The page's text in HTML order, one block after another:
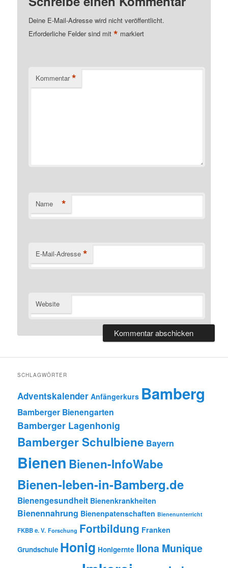
Deine E-Mail-Adresse wird nicht veröffentlicht.
Erforderliche Felder sind mit* markiert
Kommentar *
Name *
E-Mail-Adresse *
Website
SCHLAGWÖRTER
Adventskalender Anfängerkurs Bamberg
Bamberger Bienengarten
Bamberger Lagenhonig
Bamberger Schulbiene Bayern
Bienen Bienen-InfoWabe
Bienen-leben-in-Bamberg.de
Bienengesundheit Bienenkrankheiten
Bienennahrung Bienenpatenschaften Bienenunterricht
FKBB e. V. Forschung Fortbildung Franken
Grundschule Honig Honigernte Ilona Munique